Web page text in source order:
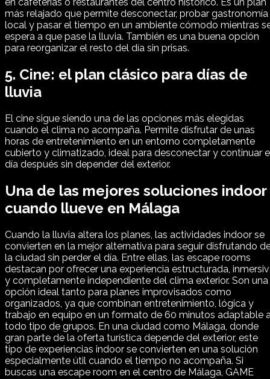
más relajado que permite desconectar, probar gastronomía
local y pasar el tiempo en un ambiente cómodo mientras
espera a que pase la lluvia. También es una buena opción
para reorganizar el resto del día sin prisas.
5. Cine: el plan clásico para días de
lluvia
El cine sigue siendo una de las opciones más elegidas
cuando el clima no acompaña. Permite disfrutar de unas
horas de entretenimiento en un entorno completamente
cubierto y climatizado, ideal para desconectar y continuar
día después sin depender del exterior.
Una de las mejores soluciones indoor
cuando llueve en Málaga
Cuando la lluvia altera los planes, las actividades indoor se
convierten en la mejor alternativa para seguir disfrutando
la ciudad sin perder el día. Entre ellas, las escape rooms
destacan por ofrecer una experiencia estructurada,
y completamente independiente del clima exterior. Son una
opción ideal tanto para planes improvisados como
organizados, ya que combinan entretenimiento, lógica y
trabajo en equipo en un formato de 60 minutos adaptable
todo tipo de grupos. En una ciudad como Málaga, donde
gran parte de la oferta turística depende del exterior, este
tipo de experiencias indoor se convierten en una solución
especialmente útil cuando el tiempo no acompaña. Si
buscas una escape room en el centro de Málaga, GAME